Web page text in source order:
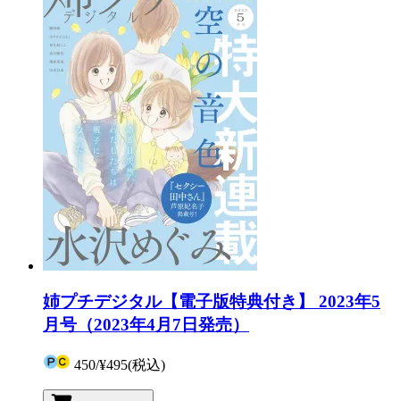
姉プチデジタル【電子版特典付き】 2023年5
月号（2023年4月7日発売）
450/¥495(税込)